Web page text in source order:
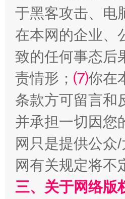
解纷+调解+退费，一次搞
站台名比不上好声名
于黑客攻击、电
在本网的企业、
致的任何事态后
责情形； ⑺你在
条款方可留言和
并承担一切因您
网只是提供公众
网有关规定将不
三、关于网络版